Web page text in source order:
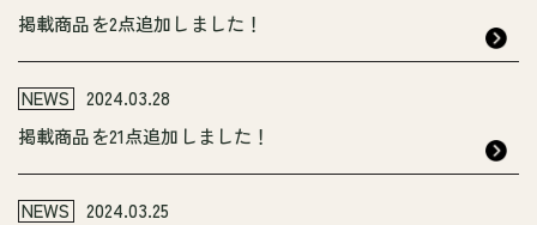
掲載商品を2点追加しました！
NEWS
2024.03.28
掲載商品を21点追加しました！
NEWS
2024.03.25